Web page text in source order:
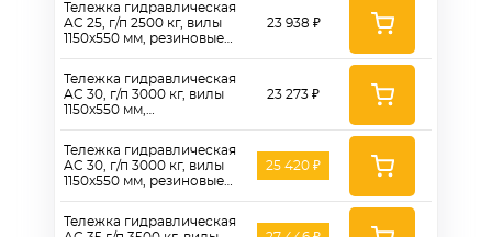
Тележка гидравлическая
AC 25, г/п 2500 кг, вилы
1150x550 мм, резиновые
Тележка гидравлическая
AC 30, г/п 3000 кг, вилы
1150x550 мм,
Тележка гидравлическая
AC 30, г/п 3000 кг, вилы
1150x550 мм, резиновые
Тележка гидравлическая
23 938 ₽
23 273 ₽
25 420 ₽